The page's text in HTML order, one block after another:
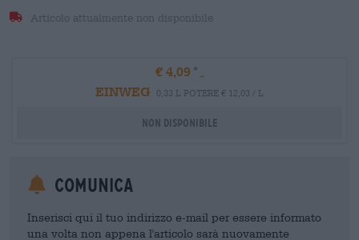
Articolo attualmente non disponibile
€ 4,09
EINWEG
0,33 L POTERE € 12,03 / L
Non disponibile
Comunica
Inserisci qui il tuo indirizzo e-mail per essere informato
una volta non appena l'articolo sarà nuovamente